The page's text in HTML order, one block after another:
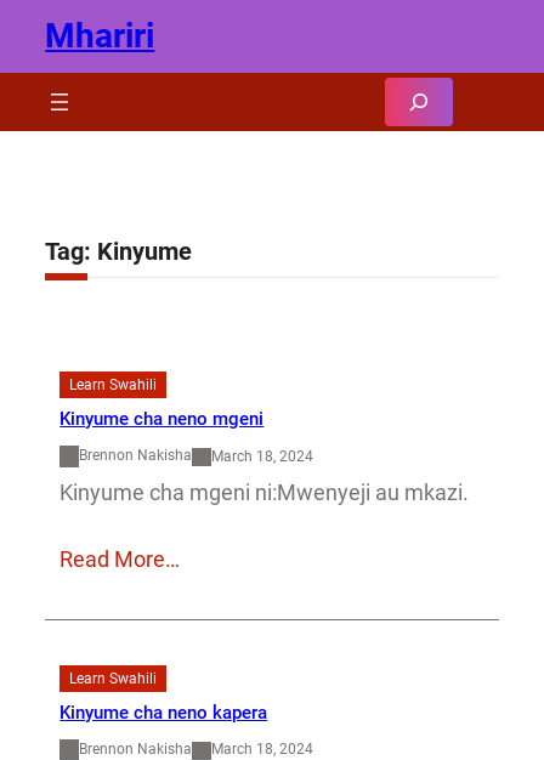
content
Mhariri
Tag: Kinyume
Learn Swahili
Kinyume cha neno mgeni
Brennon Nakisha March 18, 2024
Kinyume cha mgeni ni:Mwenyeji au mkazi.
Read More…
Learn Swahili
Kinyume cha neno kapera
Brennon Nakisha March 18, 2024